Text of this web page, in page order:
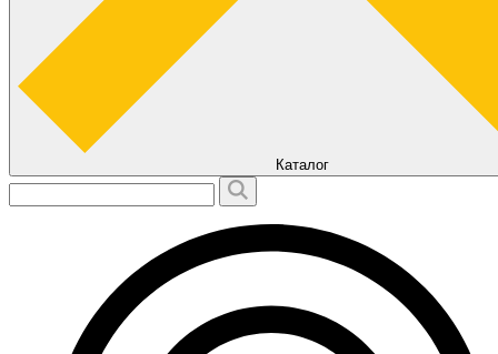
Каталог